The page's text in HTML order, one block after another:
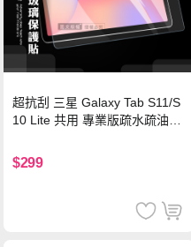
超抗刮 三星 Galaxy Tab S11/S
10 Lite 共用 專業版疏水疏油9H
$299